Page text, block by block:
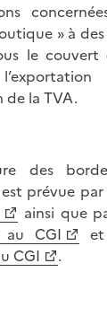
» à
le
de la TVA.
des
prévue par
ainsi que
au CGI
CGI
.